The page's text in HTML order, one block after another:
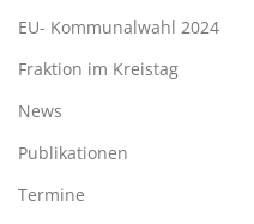
EU- Kommunalwahl 2024
Fraktion im Kreistag
News
Publikationen
Termine